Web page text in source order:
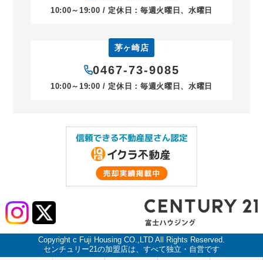
10:00～19:00 / 定休日：毎週火曜日、水曜日
茅ヶ崎店
0467-73-9085
10:00～19:00 / 定休日：毎週火曜日、水曜日
Copyright c Fuji Housing CO.,LTD All Rights Reserved.
センチュリー21の加盟店は、すべて独立・自営です